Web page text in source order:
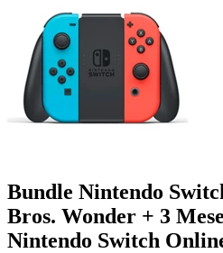
Bundle Nintendo
Bros. Wonder + 3
Nintendo Switch